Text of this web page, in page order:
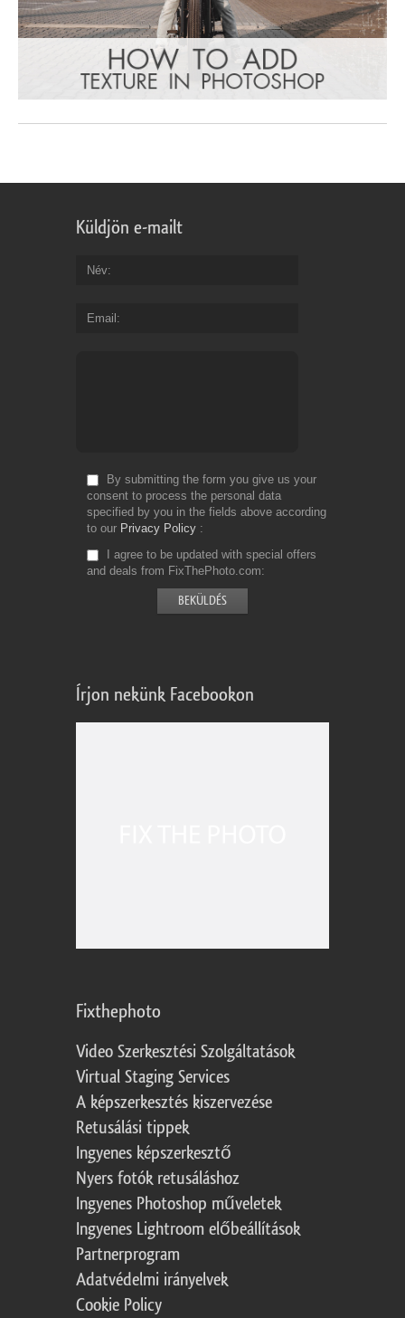
Küldjön e-mailt
Név
Email
By submitting the form you give us your
consent to process the personal data
specified by you in the fields above according
to our Privacy Policy
I agree to be updated with special offers
and deals from FixThePhoto.com
Írjon nekünk Facebookon
Fixthephoto
Video Szerkesztési Szolgáltatások
Virtual Staging Services
A képszerkesztés kiszervezése
Retusálási tippek
Ingyenes képszerkesztő
Nyers fotók retusáláshoz
Ingyenes Photoshop műveletek
Ingyenes Lightroom előbeállítások
Partnerprogram
Adatvédelmi irányelvek
Cookie Policy